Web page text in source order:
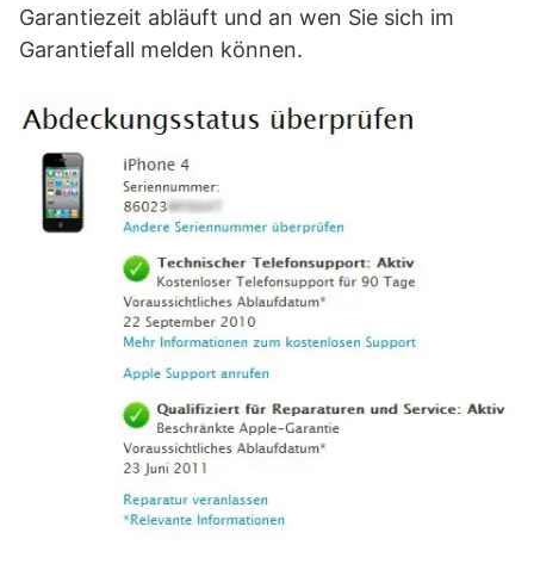
Garantiezeit abläuft und an wen Sie sich im
Garantiefall melden können.